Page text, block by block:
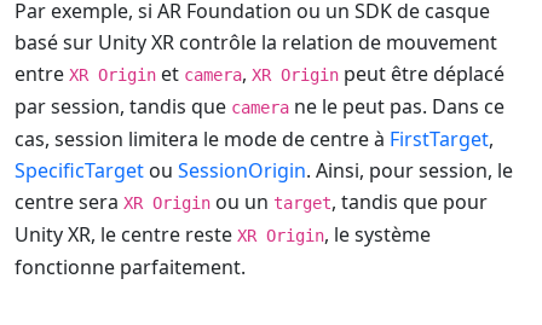
Par exemple, si AR Foundation ou un SDK de casque
basé sur Unity XR contrôle la relation de mouvement
entre XR Origin et camera, XR Origin peut être déplacé
par session, tandis que camera ne le peut pas. Dans ce
cas, session limitera le mode de centre à FirstTarget,
SpecificTarget ou SessionOrigin. Ainsi, pour session, le
centre sera XR Origin ou un target, tandis que pour
Unity XR, le centre reste XR Origin, le système
fonctionne parfaitement.